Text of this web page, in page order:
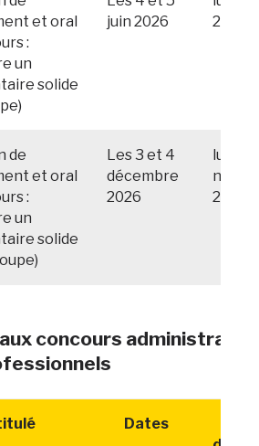
et oral
:
un
solide
juin 2026
2026
de
et oral
:
un
solide
Les 3 et 4
décembre
2026
lundi
2026
concours
Dates